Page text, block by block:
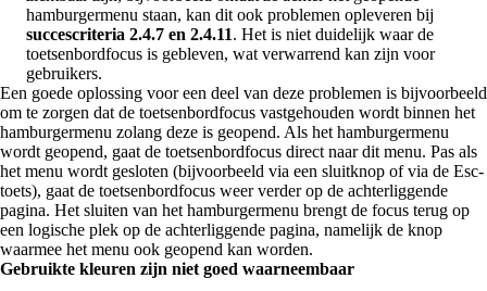
hamburgermenu staan, kan dit ook problemen opleveren bij
succescriteria 2.4.7 en 2.4.11. Het is niet duidelijk waar de
toetsenbordfocus is gebleven, wat verwarrend kan zijn voor
gebruikers.
Een goede oplossing voor een deel van deze problemen is bijvoorbeeld
om te zorgen dat de toetsenbordfocus vastgehouden wordt binnen het
hamburgermenu zolang deze is geopend. Als het hamburgermenu
wordt geopend, gaat de toetsenbordfocus direct naar dit menu. Pas als
het menu wordt gesloten (bijvoorbeeld via een sluitknop of via de Esc-
toets), gaat de toetsenbordfocus weer verder op de achterliggende
pagina. Het sluiten van het hamburgermenu brengt de focus terug op
een logische plek op de achterliggende pagina, namelijk de knop
waarmee het menu ook geopend kan worden.
Gebruikte kleuren zijn niet goed waarneembaar